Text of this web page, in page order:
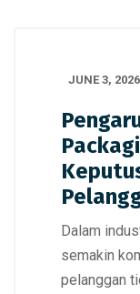
JUNE 3, 2026
Dalam
semakin
pelanggan